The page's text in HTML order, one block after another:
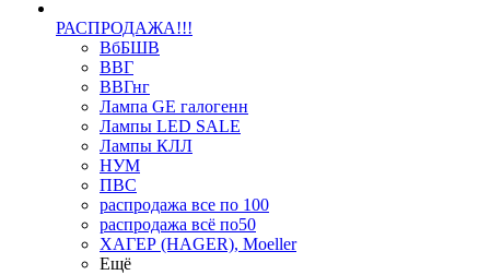
РАСПРОДАЖА!!!
ВбБШВ
ВВГ
ВВГнг
Лампа GE галогенн
Лампы LED SALE
Лампы КЛЛ
НУМ
ПВС
распродажа все по 100
распродажа всё по50
ХАГЕР (HAGER), Moeller
Ещё